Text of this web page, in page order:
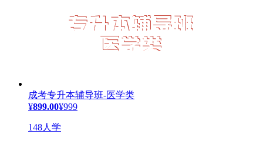
成考专升本辅导班-医学类
¥899.00¥999
148人学